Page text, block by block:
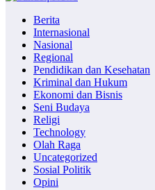
Berita
Internasional
Nasional
Regional
Pendidikan dan Kesehatan
Kriminal dan Hukum
Ekonomi dan Bisnis
Seni Budaya
Religi
Technology
Olah Raga
Uncategorized
Sosial Politik
Opini